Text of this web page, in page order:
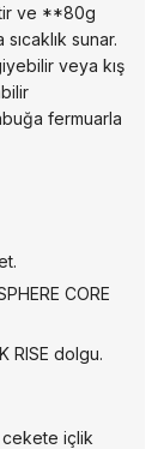
ve **80g
sunar.
veya kış
fermuarla
CORE
RISE dolgu.
cekete içlik